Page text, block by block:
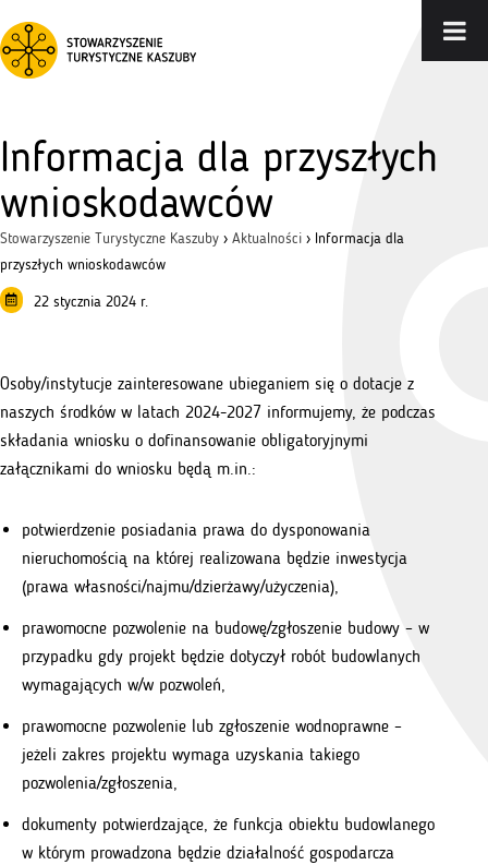
Informacja dla przyszłych
wnioskodawców
Stowarzyszenie Turystyczne Kaszuby › Aktualności › Informacja dla
przyszłych wnioskodawców
22 stycznia 2024 r.
Osoby/instytucje zainteresowane ubieganiem się o dotacje z
naszych środków w latach 2024-2027 informujemy, że podczas
składania wniosku o dofinansowanie obligatoryjnymi
załącznikami do wniosku będą m.in.:
potwierdzenie posiadania prawa do dysponowania
nieruchomością na której realizowana będzie inwestycja
(prawa własności/najmu/dzierżawy/użyczenia),
prawomocne pozwolenie na budowę/zgłoszenie budowy – w
przypadku gdy projekt będzie dotyczył robót budowlanych
wymagających w/w pozwoleń,
prawomocne pozwolenie lub zgłoszenie wodnoprawne –
jeżeli zakres projektu wymaga uzyskania takiego
pozwolenia/zgłoszenia,
dokumenty potwierdzające, że funkcja obiektu budowlanego
w którym prowadzona będzie działalność gospodarcza